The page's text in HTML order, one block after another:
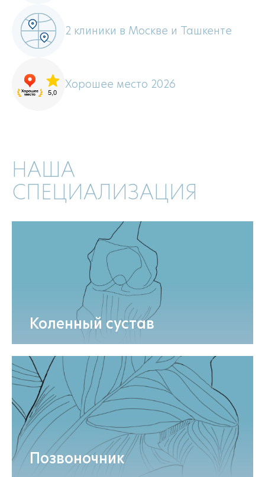
2 клиники в Москве и Ташкенте
Хорошее место 2026
НАША
СПЕЦИАЛИЗАЦИЯ
Коленный сустав
Позвоночник